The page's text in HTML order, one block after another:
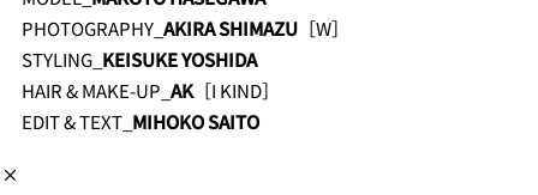
PHOTOGRAPHY_ AKIRA SHIMAZU［W］
STYLING_ KEISUKE YOSHIDA
HAIR & MAKE-UP_ AK［I KIND］
EDIT & TEXT_ MIHOKO SAITO